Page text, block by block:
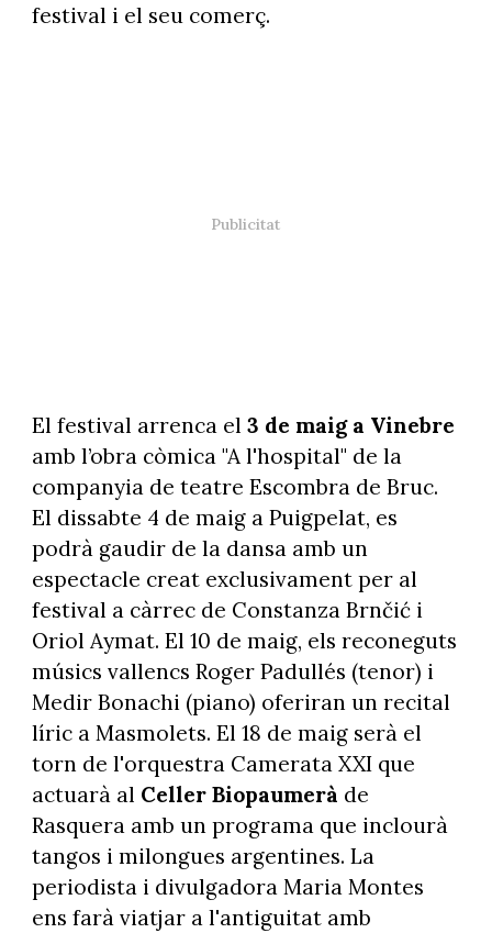
festival i el seu comerç.
El festival arrenca el 3 de maig a Vinebre
amb l’obra còmica "A l'hospital" de la
companyia de teatre Escombra de Bruc.
El dissabte 4 de maig a Puigpelat, es
podrà gaudir de la dansa amb un
espectacle creat exclusivament per al
festival a càrrec de Constanza Brnčić i
Oriol Aymat. El 10 de maig, els reconeguts
músics vallencs Roger Padullés (tenor) i
Medir Bonachi (piano) oferiran un recital
líric a Masmolets. El 18 de maig serà el
torn de l'orquestra Camerata XXI que
actuarà al Celler Biopaumerà de
Rasquera amb un programa que inclourà
tangos i milongues argentines. La
periodista i divulgadora Maria Montes
ens farà viatjar a l'antiguitat amb